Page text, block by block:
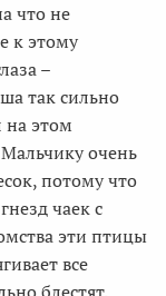
что не
к этому
–
так сильно
на этом
очень
потому что
чаек с
эти птицы
все